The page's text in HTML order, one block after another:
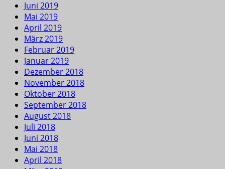
Juni 2019
Mai 2019
April 2019
März 2019
Februar 2019
Januar 2019
Dezember 2018
November 2018
Oktober 2018
September 2018
August 2018
Juli 2018
Juni 2018
Mai 2018
April 2018